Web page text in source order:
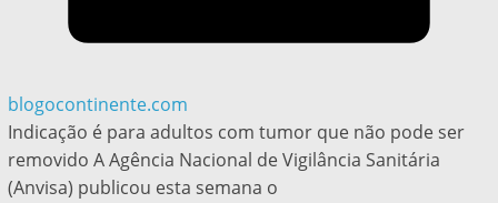
blogocontinente.com
Indicação é para adultos com tumor que não pode ser
removido A Agência Nacional de Vigilância Sanitária
(Anvisa) publicou esta semana o